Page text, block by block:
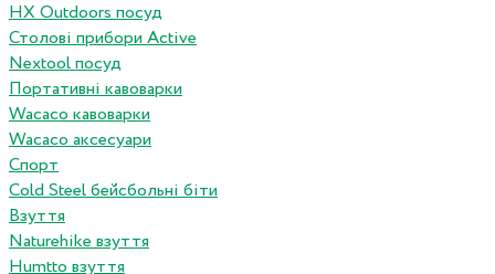
HX Outdoors посуд
Столові прибори Active
Nextool посуд
Портативні кавоварки
Wacaco кавоварки
Wacaco аксесуари
Спорт
Cold Steel бейсбольні біти
Взуття
Naturehike взуття
Humtto взуття